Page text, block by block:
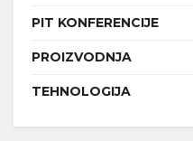
PIT KONFERENCIJE
PROIZVODNJA
TEHNOLOGIJA